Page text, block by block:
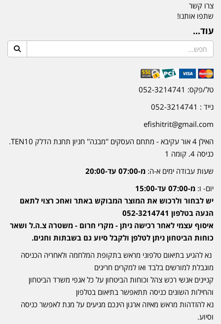
צרו קשר
שתפו אותנו!
עוד...
טל/פקס: 052-3214741
נייד : 052-3214741
efishitrit@gmail.com
האילן 4 אור עקיבא - מתחם העסקים ''מבנה'' חניון תחנת הדלק TEN10.
כניסה 4. קומה 1
שעות עבודה ימים א-ה: מ-07:00 עד-20:00
יום- ו: מ-07:00 עד-15:00
יש לבחור ולרכוש את המוצר המבוקש באתר ואחכ רצוי לתאם
הגעה בטלפון 052-3214741
איסוף עצמי לאחר רכישה ניתן - מקרי חרום - משטרה צ.ה.ל ושאר
כוחות הביטחון ניתן לטלפן ולקבל סיוע גם בשבתות וחגים.
נא להגיע בתיאום טלפוני מראש בתקופת המלחמה ולאחריה הכניסה
מוגבלת למורשים בלבד ואו למקרים חריגים
קניינים אנשי רכש צהל וכוחות הביטחון על כל אגפי משרד הביטחון
והחילות השונים כניסה תתאפשר בתיאום בטלפון
נא להזדהות מראש מאיזה ארגון הינכם מגיעים על מנת לאפשר כניסה
וסיוע.